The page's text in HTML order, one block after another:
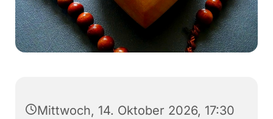
Mittwoch, 14. Oktober 2026, 17:30